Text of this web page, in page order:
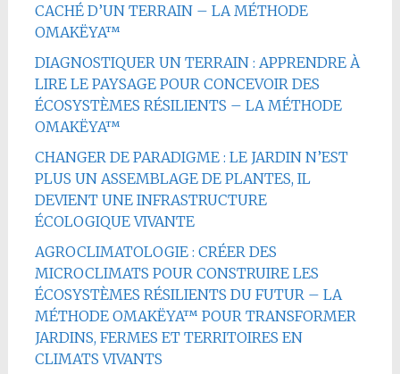
CACHÉ D’UN TERRAIN – LA MÉTHODE
OMAKËYA™
DIAGNOSTIQUER UN TERRAIN : APPRENDRE À
LIRE LE PAYSAGE POUR CONCEVOIR DES
ÉCOSYSTÈMES RÉSILIENTS – LA MÉTHODE
OMAKËYA™
CHANGER DE PARADIGME : LE JARDIN N’EST
PLUS UN ASSEMBLAGE DE PLANTES, IL
DEVIENT UNE INFRASTRUCTURE
ÉCOLOGIQUE VIVANTE
AGROCLIMATOLOGIE : CRÉER DES
MICROCLIMATS POUR CONSTRUIRE LES
ÉCOSYSTÈMES RÉSILIENTS DU FUTUR – LA
MÉTHODE OMAKËYA™ POUR TRANSFORMER
JARDINS, FERMES ET TERRITOIRES EN
CLIMATS VIVANTS